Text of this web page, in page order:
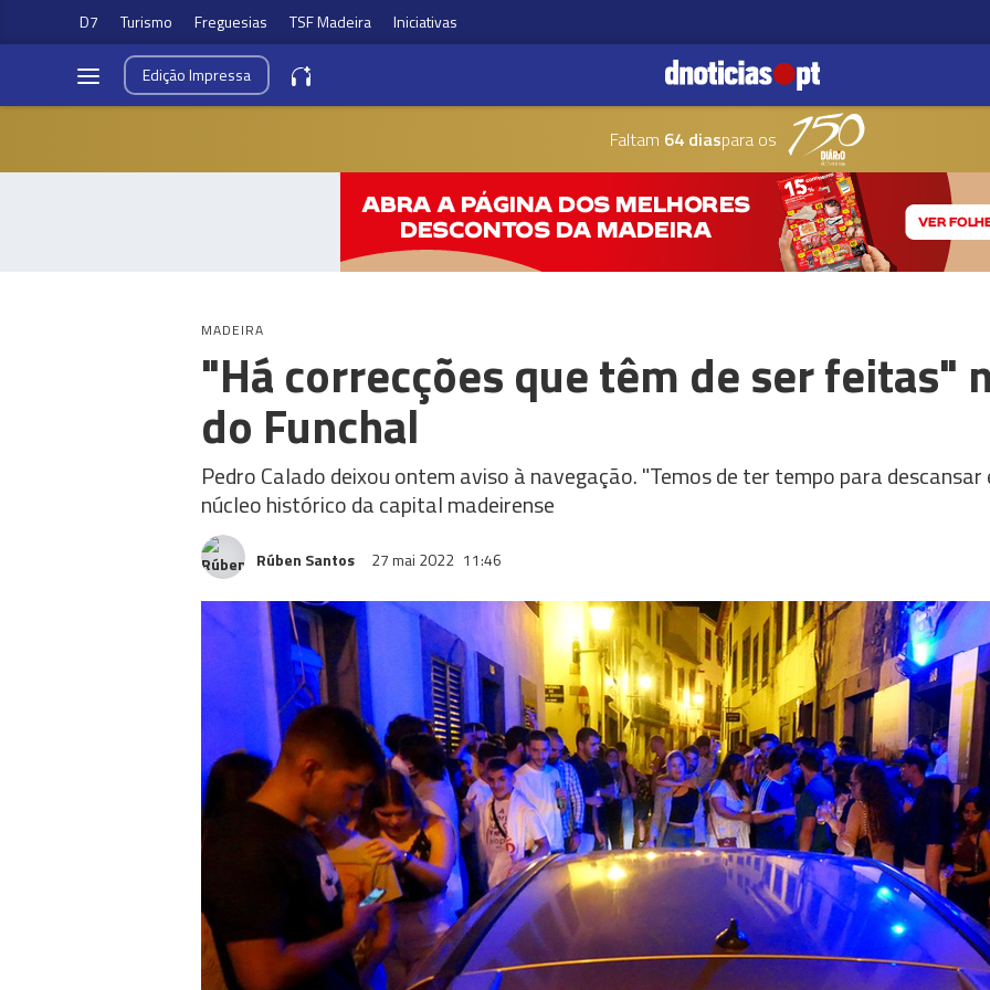
D7 Turismo Freguesias TSF Madeira Iniciativas
EdiçãoImpressa
Faltam 64 diaspara os
MADEIRA
"Há correcções que têm de ser feitas"
do Funchal
Pedro Calado deixou ontem aviso à navegação. "Temos de ter tempo para
núcleo histórico da capital madeirense
Rúben Santos 27 mai 2022 11:46